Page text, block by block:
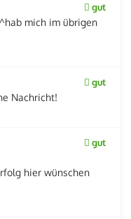
gut
mich im übrigen
gut
Nachricht!
gut
hier wünschen